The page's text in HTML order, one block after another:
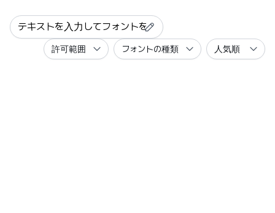
許可範囲 フォントの種類 人気順